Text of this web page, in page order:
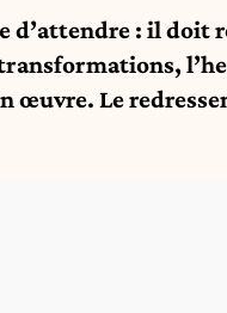
d’attendre : il doit
œuvre. Le